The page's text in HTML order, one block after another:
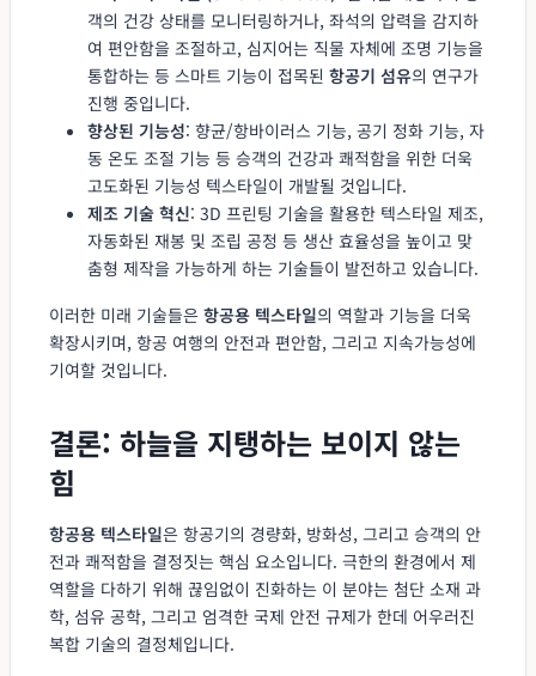
객의 건강 상태를 모니터링하거나, 좌석의 압력을 감지하
여 편안함을 조절하고, 심지어는 직물 자체에 조명 기능을
통합하는 등 스마트 기능이 접목된 항공기 섬유의 연구가
진행 중입니다.
향상된 기능성: 향균/항바이러스 기능, 공기 정화 기능, 자
동 온도 조절 기능 등 승객의 건강과 쾌적함을 위한 더욱
고도화된 기능성 텍스타일이 개발될 것입니다.
제조 기술 혁신: 3D 프린팅 기술을 활용한 텍스타일 제조,
자동화된 재봉 및 조립 공정 등 생산 효율성을 높이고 맞
춤형 제작을 가능하게 하는 기술들이 발전하고 있습니다.
이러한 미래 기술들은 항공용 텍스타일의 역할과 기능을 더욱
확장시키며, 항공 여행의 안전과 편안함, 그리고 지속가능성에
기여할 것입니다.
결론: 하늘을 지탱하는 보이지 않는
힘
항공용 텍스타일은 항공기의 경량화, 방화성, 그리고 승객의 안
전과 쾌적함을 결정짓는 핵심 요소입니다. 극한의 환경에서 제
역할을 다하기 위해 끊임없이 진화하는 이 분야는 첨단 소재 과
학, 섬유 공학, 그리고 엄격한 국제 안전 규제가 한데 어우러진
복합 기술의 결정체입니다.